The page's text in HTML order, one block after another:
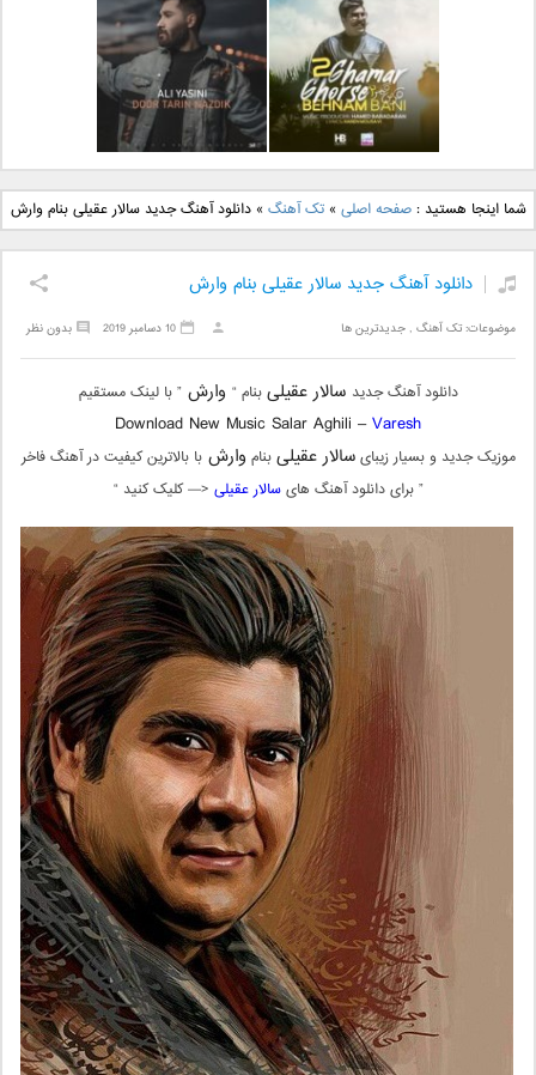
دانلود آهنگ جدید مهدی
یراحی بنام اسرار
دانلود آهنگ جدید فرزاد
فرزین بنام آتیش
دانلود آهنگ جدید بهنام
بانی بنام قرص قمر 2
دانلود آهنگ جدید علی
یاسینی بنام دورترین نزدیک
شما اینجا هستید :صفحه اصلی »تک آهنگ »دانلود آهنگ جدید سالار عقیلی بنام وارش
دانلود آهنگ جدید سالار عقیلی بنام وارش
موضوعات:تک آهنگ ,جدیدترین ها بدون نظر 10 دسامبر 2019
دانلود آهنگ جدید سالار عقیلیبنام “ وارش” با لینک مستقیم
Download New Music Salar Aghili –Varesh
موزیک جدید و بسیار زیبایسالار عقیلیبنام وارشبا بالاترین کیفیت در آهنگ فاخر
” برای دانلود آهنگ هایسالار عقیلی <— کلیک کنید “